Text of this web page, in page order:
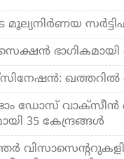
മൂല്യനിര്‍ണയ
ഭാഗികമായി
ഖത്തറില്‍
ഡോസ്
35 കേന്ദ്രങ്ങള്‍